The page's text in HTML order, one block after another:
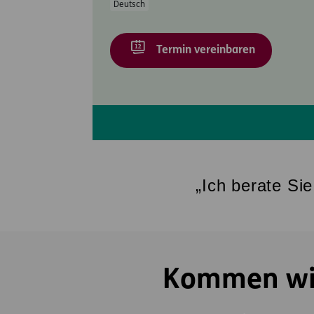
Deutsch
Termin vereinbaren
„Ich berate
Kommen